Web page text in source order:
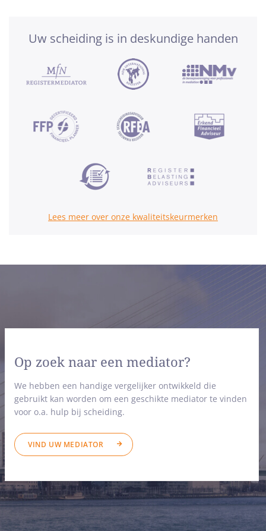
Uw scheiding is in deskundige handen
Lees meer over onze kwaliteitskeurmerken
Op zoek naar een mediator?
We hebben een handige vergelijker ontwikkeld die
gebruikt kan worden om een geschikte mediator te vinden
voor o.a. hulp bij scheiding.
VIND UW MEDIATOR